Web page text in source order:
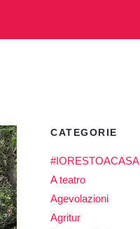
CATEGORIE
#IORESTOACASA
A teatro
Agevolazioni
Agritur